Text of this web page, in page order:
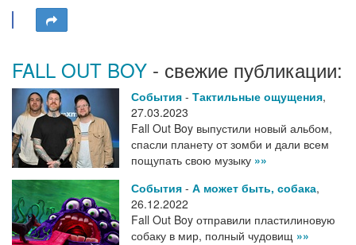
FALL OUT BOY - свежие публикации:
События - Тактильные ощущения,
27.03.2023
Fall Out Boy выпустили новый альбом,
спасли планету от зомби и дали всем
пощупать свою музыку »»
События - А может быть, собака,
26.12.2022
Fall Out Boy отправили пластилиновую
собаку в мир, полный чудовищ »»